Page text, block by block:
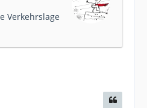
Verkehrslage